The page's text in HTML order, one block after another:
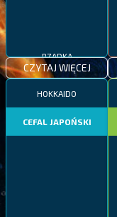
RZADKA
CZYTAJ WIĘCEJ
HOKKAIDO
CEFAL JAPOŃSKI